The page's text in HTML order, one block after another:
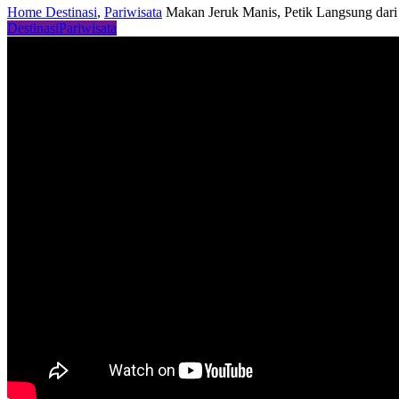
Home Destinasi, Pariwisata Makan Jeruk Manis, Petik Langsung
DestinasiPariwisata